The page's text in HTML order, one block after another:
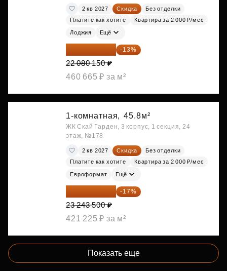
2 кв 2027 Скидка
Без отделки
Платите как хотите
Квартира за 2 000 ₽/мес
Лоджия Ещё
19 209 731 ₽ -13%
22 080 150 ₽
460 665 ₽ за м²
1-комнатная, 45.8м²
ЖК Скай Гарден, 3 корпус, 1 секция, 24
этаж, №178
2 кв 2027 Скидка
Без отделки
Платите как хотите
Квартира за 2 000 ₽/мес
Евроформат Ещё
19 292 105 ₽ -17%
23 243 500 ₽
421 225 ₽ за м²
Показать еще